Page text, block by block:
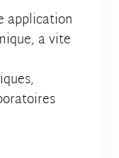
application
a vite